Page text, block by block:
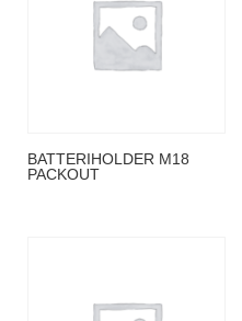
BATTERIHOLDER M18
PACKOUT